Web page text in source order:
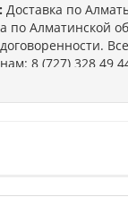
Доставка по
по Алматинской
8 (727) 328 49
99 (ПН-СБ с 9-00 до